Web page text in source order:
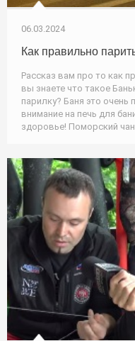
06.03.2024
Как правильно
Рассказ вам про то как
вы знаете что такое
парилку? Баня это
внимание на печь для
здоровье! Поморский чан